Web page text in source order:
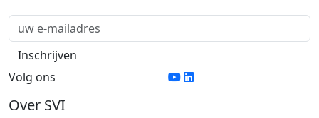
Volg ons
Over SVI